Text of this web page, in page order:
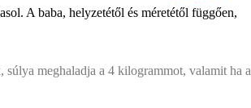
A baba, helyzetétől és méretétől függően,
meghaladja a 4 kilogrammot, valamit ha a